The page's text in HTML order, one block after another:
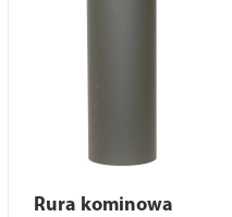
Rura kominowa